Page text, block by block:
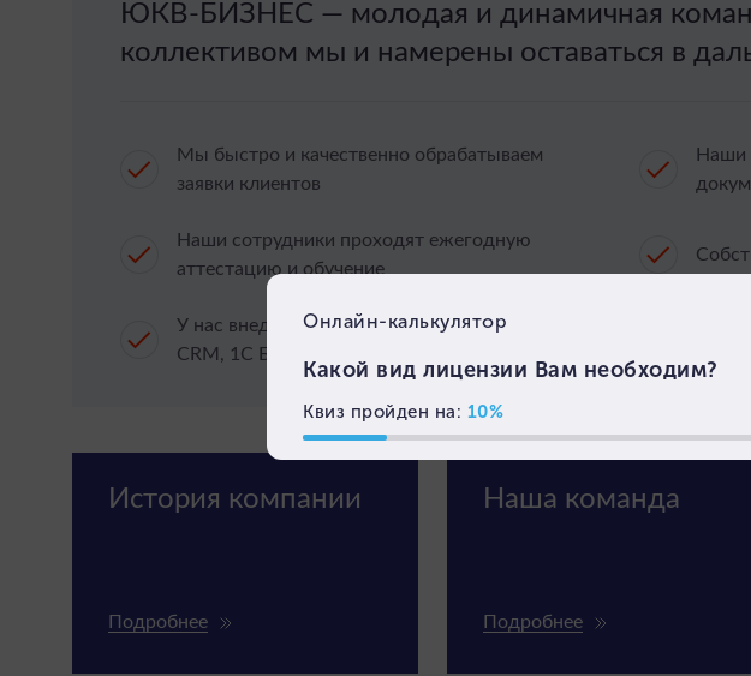
ЮКВ-БИЗНЕС — молодая и динамичная
коллективом мы и намерены оставаться в
Мы быстро и качественно обрабатываем
заявки клиентов
Наши
Наши сотрудники проходят ежегодную
аттестацию и обучение
У нас внедрены ИТ системы мирового уровня
CRM, 1С Битрикс
История компании
Подробнее
Наша команда
Подробнее